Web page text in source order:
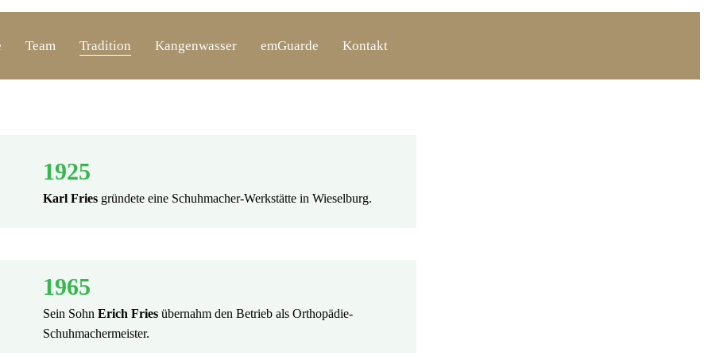
Team Tradition Kangenwasser emGuarde Kontakt
1925
Karl Fries gründete eine Schuhmacher-Werkstätte in Wieselburg.
1965
Sein Sohn Erich Fries übernahm den Betrieb als Orthopädie-
Schuhmachermeister.